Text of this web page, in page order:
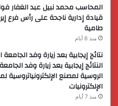
المحاسب محمد نبيل عبد الغفار
قيادة إدارية ناجحة على رأس فرع
طامية
منذ 6 أيام
نتائج إيجابية بعد زيارة وفد الجامعة
النتائج إيجابية بعد زيارة وفد
الروسية لمصنع الإلكترونياتروسية
الإلكترونيات
منذ 7 أيام